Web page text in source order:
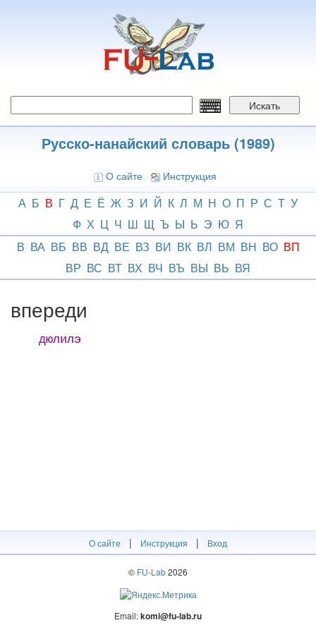
Искать
Русско-нанайский словарь (1989)
О сайте Инструкция
А Б В Г Д Е Ё Ж З И Й К Л М Н О П Р С Т У
Ф Х Ц Ч Ш Щ Ъ Ы Ь Э Ю Я
В ВА ВБ ВВ ВД ВЕ ВЗ ВИ ВК ВЛ ВМ ВН ВО ВП
ВР ВС ВТ ВХ ВЧ ВЪ ВЫ ВЬ ВЯ
впереди
дюлилэ
О сайте | Инструкция | Вход
© FU-Lab2026
Email:komi@fu-lab.ru